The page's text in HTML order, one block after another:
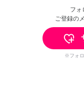
フォ
ご登録の
※フォロ